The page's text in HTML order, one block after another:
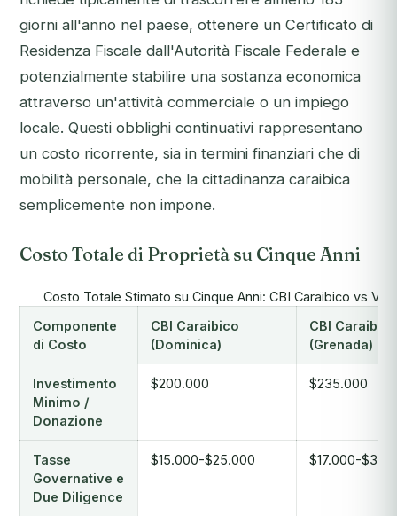
giorni all'anno nel paese, ottenere un Certificato di
Residenza Fiscale dall'Autorità Fiscale Federale e
potenzialmente stabilire una sostanza economica
attraverso un'attività commerciale o un impiego
locale. Questi obblighi continuativi rappresentano
un costo ricorrente, sia in termini finanziari che di
mobilità personale, che la cittadinanza caraibica
semplicemente non impone.
Costo Totale di Proprietà su Cinque Anni
Costo Totale Stimato su Cinque Anni: CBI Caraibico vs
Componente
di Costo
CBI Caraibico
(Dominica)
CBI Caraibico
(Grenada)
Investimento
Minimo /
Donazione
$200.000 $235.000
Tasse
Governative e
Due Diligence
$15.000-$25.000 $17.000-